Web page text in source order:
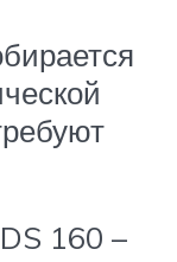
160 –